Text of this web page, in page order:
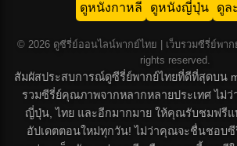
ดูหนังกาหลี ดูหนังญี่ปุ่น ดูล
© 2026 ดูซีรี่ย์ออนไลน์พากย์ไทย | เว็บรวมซีรี่ย์พาก
rights reserved.
สัมผัสประสบการณ์ดูซีรี่ย์พากย์ไทยที่ดีที่สุดบน
รวมซีรี่ย์คุณภาพจากหลากหลายประเทศ ไม่ว่
ญี่ปุ่น, ไทย และอีกมากมาย ให้คุณรับชมฟรีแ
อัปเดตตอนใหม่ทุกวัน! ไม่ว่าคุณจะชื่นชอบซี